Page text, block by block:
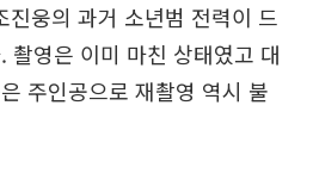
진웅의 과거 소년범 전력이 드
촬영은 이미 마친 상태였고 대
주인공으로 재촬영 역시 불